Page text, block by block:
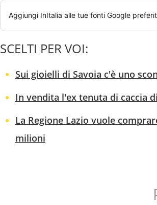
Aggiungi InItalia alle tue fonti Google
SCELTI PER VOI:
Sui gioielli di Savoia c'è uno
In vendita l'ex tenuta di caccia
La Regione Lazio vuole
milioni